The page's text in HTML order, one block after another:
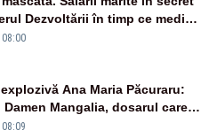
Dezvoltării în timp ce medicii
Ana Maria Păcuraru:
Damen Mangalia, dosarul care
apărarea României